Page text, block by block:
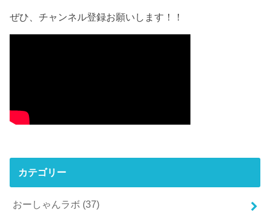
ぜひ、チャンネル登録お願いします！！
カテゴリー
おーしゃんラボ (37)